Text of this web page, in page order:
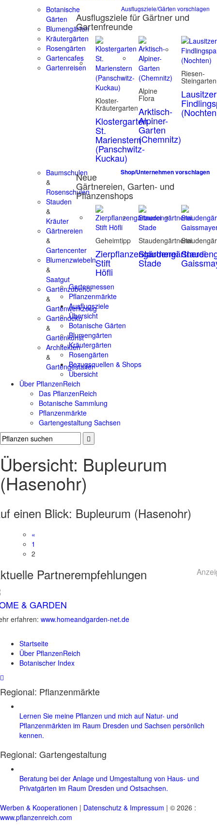
Botanische
Gärten
Blumengärten
Kräutergärten
Rosengärten
Gartencafes
Gartenreisen
Ausflugsziele/Gärten vorschlagen
Ausflugsziele für Gärtner und
Gartenfreunde
Kloster-
Kräutergarten
Klostergarten
St.
Marienstern
(Panschwitz-
Kuckau)
Alpine
Flora
Arktisch-
Alpiner-
Garten
(Chemnitz)
Riesen-
Steingarten
Lausitzer
Baumschulen
&
Rosenschulen
Stauden
&
Kräuter
Gärtnereien
&
Gartencenter
Blumenzwiebeln
&
Saatgut
Gartenzubehör
&
Gartenwerkzeug
Gartendeko
&
Gartenkunst
Architekten
&
Gartengestalter
Shop/Unternehmen vorschlagen
Neue
Gärtnereien, Garten- und
Pflanzenshops
Geheimtipp
Zierpflanzengärtnerei
Stift
Höfli
Staudengärtnerei
Staudengärtnerei
Stade
Gartenmessen
Pflanzenmärkte
Ausflugsziele
Übersicht
Botanische Gärten
Blumengärten
Kräutergärten
Rosengärten
Bezugsquellen & Shops
Übersicht
Über PflanzenReich
Das PflanzenReich
Botanische Sammlung
Pflanzenmärkte
Gartengestaltung Sachsen
Übersicht: Bupleurum
(Hasenohr)
einen Blick: Bupleurum (Hasenohr)
«
1
2
Partnerempfehlungen
& GARDEN
erfahren: www.homeandgarden-net.de
Startseite
Über PflanzenReich
Botanischer Index
Regional: Pflanzenmärkte
Lernen Sie meine Pflanzen und mich auf Natur- und
Pflanzenmärkten im Raum Dresden und Sachsen persönlich
kennen.
Regional: Gartengestaltung
Beratung bei der Anlage und Umgestaltung von Haus- und
Privatgärten im Raum Dresden und Ostsachsen.
Werben & Kooperationen | Datenschutz & Impressum | © 2026 :
www.pflanzenreich.com